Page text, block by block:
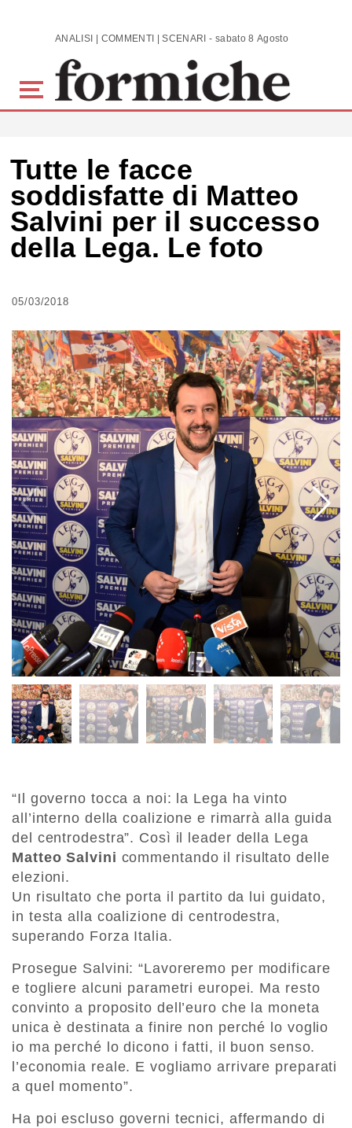
Skip to main content ANALISI | COMMENTI | SCENARI - sabato 8 Agosto 2026
Tutte le facce
soddisfatte di Matteo
Salvini per il successo
della Lega. Le foto
05/03/2018
“Il governo tocca a noi: la Lega ha vinto
all’interno della coalizione e rimarrà alla guida
del centrodestra”. Così il leader della Lega
Matteo Salvini commentando il risultato delle
elezioni.
Un risultato che porta il partito da lui guidato,
in testa alla coalizione di centrodestra,
superando Forza Italia.
Prosegue Salvini: “Lavoreremo per modificare
e togliere alcuni parametri europei. Ma resto
convinto a proposito dell’euro che la moneta
unica è destinata a finire non perché lo voglio
io ma perché lo dicono i fatti, il buon senso.
l’economia reale. E vogliamo arrivare preparati
a quel momento”.
Ha poi escluso governi tecnici, affermando di